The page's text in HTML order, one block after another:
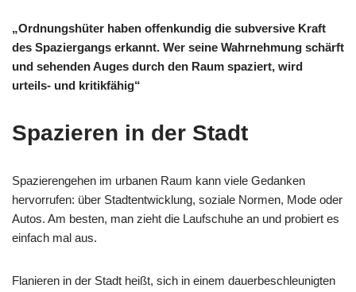
„Ordnungshüter haben offenkundig die subversive Kraft
des Spaziergangs erkannt. Wer seine Wahrnehmung schärft
und sehenden Auges durch den Raum spaziert, wird
urteils- und kritikfähig“
Spazieren in der Stadt
Spazierengehen im urbanen Raum kann viele Gedanken
hervorrufen: über Stadtentwicklung, soziale Normen, Mode oder
Autos. Am besten, man zieht die Laufschuhe an und probiert es
einfach mal aus.
Flanieren in der Stadt heißt, sich in einem dauerbeschleunigten